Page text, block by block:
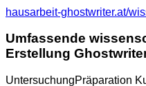
hausarbeit-ghostwriter.at/
Umfassende
Erstellung
UntersuchungPräparation